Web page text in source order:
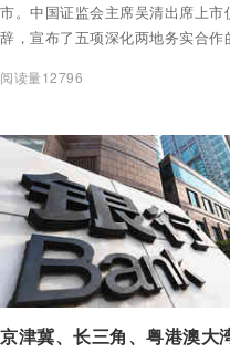
市。中国证监会主席吴清出席上市
辞，宣布了五项深化两地务实合作
阅读量12796